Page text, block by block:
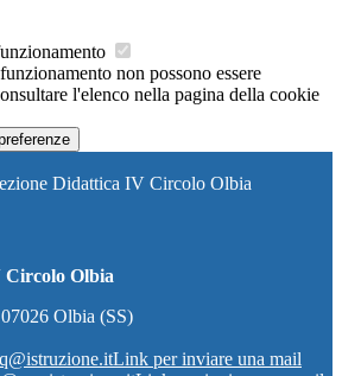
non possono essere
l'elenco nella pagina della cookie
Didattica IV Circolo Olbia
Olbia
Olbia (SS)
Link per inviare una mail